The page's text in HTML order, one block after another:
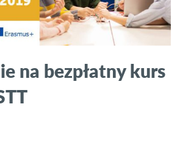
na bezpłatny kurs